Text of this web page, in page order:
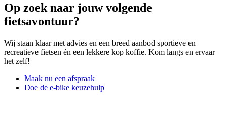
Op zoek naar jouw volgende
fietsavontuur?
Wij staan klaar met advies en een breed aanbod sportieve en
recreatieve fietsen én een lekkere kop koffie. Kom langs en ervaar
het zelf!
Maak nu een afspraak
Doe de e-bike keuzehulp